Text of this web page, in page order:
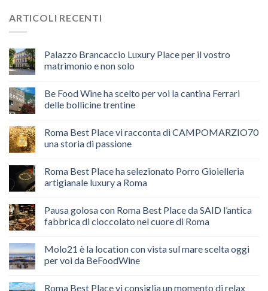
ARTICOLI RECENTI
Palazzo Brancaccio Luxury Place per il vostro
matrimonio e non solo
Be Food Wine ha scelto per voi la cantina Ferrari
delle bollicine trentine
Roma Best Place vi racconta di CAMPOMARZIO70
una storia di passione
Roma Best Place ha selezionato Porro Gioielleria
artigianale luxury a Roma
Pausa golosa con Roma Best Place da SAID l’antica
fabbrica di cioccolato nel cuore di Roma
Molo21 è la location con vista sul mare scelta oggi
per voi da BeFoodWine
Roma Best Place vi consiglia un momento di relax